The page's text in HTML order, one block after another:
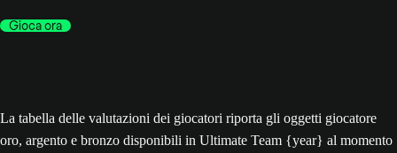
Gioca ora
La tabella delle valutazioni dei giocatori riporta gli oggetti giocatore
oro, argento e bronzo disponibili in Ultimate Team {year} al momento